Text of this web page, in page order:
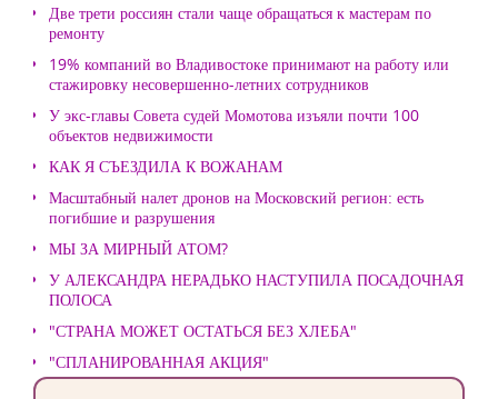
Две трети россиян стали чаще обращаться к мастерам по
ремонту
19% компаний во Владивостоке принимают на работу или
стажировку несовершенно-летних сотрудников
У экс-главы Совета судей Момотова изъяли почти 100
объектов недвижимости
КАК Я СЪЕЗДИЛА К ВОЖАНАМ
Масштабный налет дронов на Московский регион: есть
погибшие и разрушения
МЫ ЗА МИРНЫЙ АТОМ?
У АЛЕКСАНДРА НЕРАДЬКО НАСТУПИЛА ПОСАДОЧНАЯ
ПОЛОСА
"СТРАНА МОЖЕТ ОСТАТЬСЯ БЕЗ ХЛЕБА"
"СПЛАНИРОВАННАЯ АКЦИЯ"